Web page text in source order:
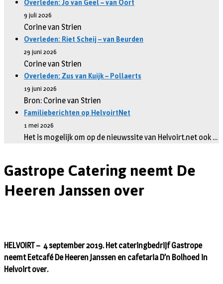
Overleden: Jo van Geel – van Oort
9 juli 2026
Corine van Strien
Overleden: Riet Scheij – van Beurden
29 juni 2026
Corine van Strien
Overleden: Zus van Kuijk – Pollaerts
19 juni 2026
Bron: Corine van Strien
Familieberichten op HelvoirtNet
1 mei 2026
Het is mogelijk om op de nieuwssite van Helvoirt.net ook …
Gastrope Catering neemt De
Heeren Janssen over
HELVOIRT – 4 september 2019. Het cateringbedrijf Gastrope
neemt Eetcafé De Heeren Janssen en cafetaria D’n Bolhoed in
Helvoirt over.